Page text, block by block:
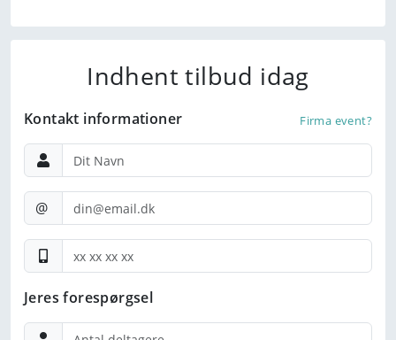
Indhent tilbud idag
Firma event?
Kontakt informationer
@
Jeres forespørgsel